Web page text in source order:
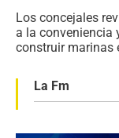
Los concejales
a la conveniencia
construir marinas
La Fm